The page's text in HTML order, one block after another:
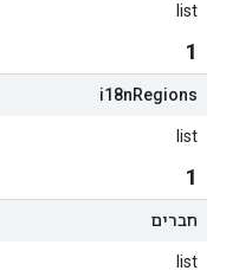
list
1
i18nRegions
list
1
חברים
list